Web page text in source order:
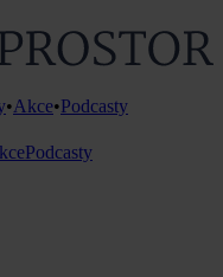
•Akce•Podcasty
Podcasty